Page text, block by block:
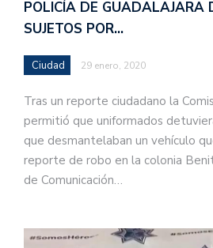
POLICÍA DE GUADALAJARA
SUJETOS POR…
Ciudad 29 enero, 2020
Tras un reporte ciudadano la
permitió que uniformados
que desmantelaban un vehículo
reporte de robo en la colonia
de Comunicación…